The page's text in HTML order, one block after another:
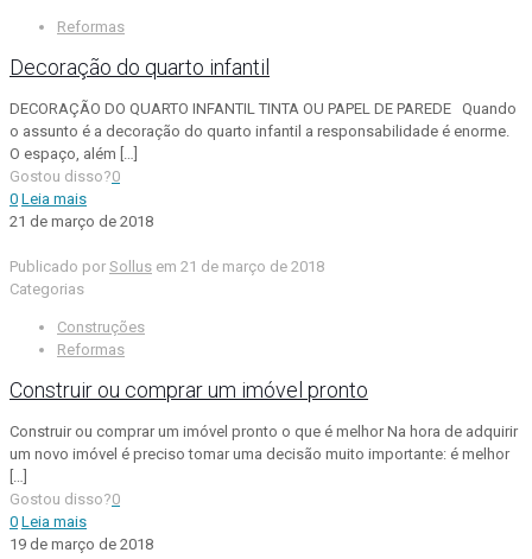
Reformas
Decoração do quarto infantil
DECORAÇÃO DO QUARTO INFANTIL TINTA OU PAPEL DE PAREDE Quando
o assunto é a decoração do quarto infantil a responsabilidade é enorme.
O espaço, além
Gostou disso?0
0 Leia mais
21 de março de 2018
Publicado por Sollus em 21 de março de 2018
Categorias
Construções
Reformas
Construir ou comprar um imóvel pronto
Construir ou comprar um imóvel pronto o que é melhor Na hora de adquirir
um novo imóvel é preciso tomar uma decisão muito importante: é melhor
Gostou disso?0
0 Leia mais
19 de março de 2018